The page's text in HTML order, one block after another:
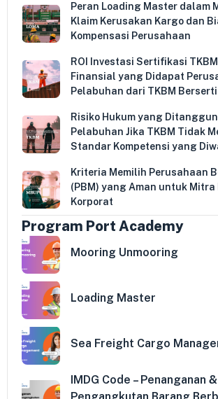
Peran Loading Master dalam
Klaim Kerusakan Kargo dan
Kompensasi Perusahaan
ROI Investasi Sertifikasi
Finansial yang Didapat
Pelabuhan dari TKBM
Risiko Hukum yang
Pelabuhan Jika TKBM Tidak
Standar Kompetensi yang
Kriteria Memilih Perusahaan
(PBM) yang Aman untuk
Korporat
Program Port Academy
Mooring Unmooring
Loading Master
Sea Freight Cargo
IMDG Code – Penanganan &